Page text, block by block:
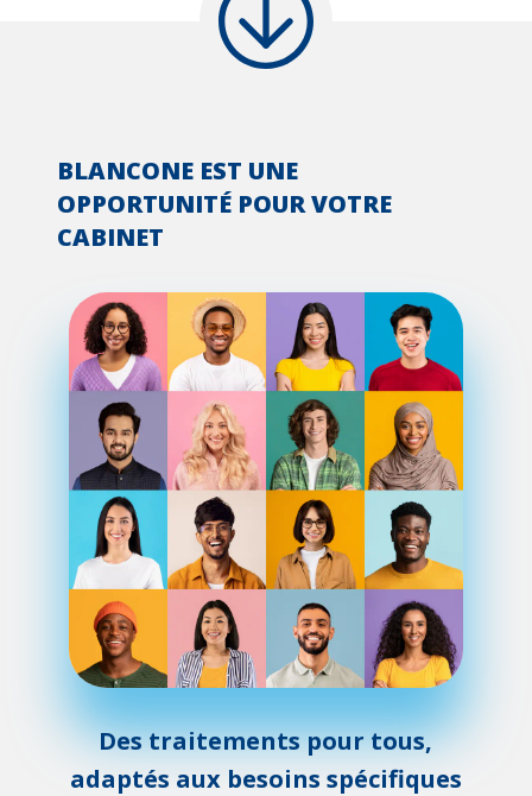
BLANCONE EST UNE
OPPORTUNITÉ POUR VOTRE
CABINET
Des traitements pour tous,
adaptés aux besoins spécifiques